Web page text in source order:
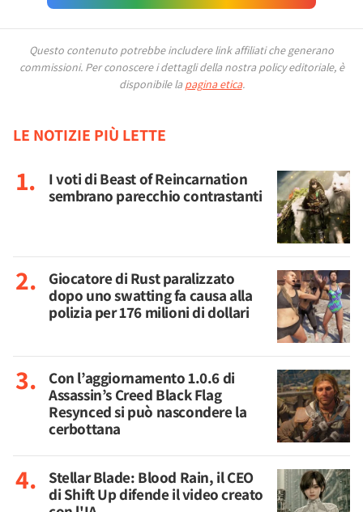
Questo contenuto potrebbe includere link affiliati che generano
commissioni. Per conoscere i dettagli della nostra policy editoriale, è
disponibile la pagina etica.
LE NOTIZIE PIÙ LETTE
I voti di Beast of Reincarnation
sembrano parecchio contrastanti
Giocatore di Rust paralizzato
dopo uno swatting fa causa alla
polizia per 176 milioni di dollari
Con l’aggiornamento 1.0.6 di
Assassin’s Creed Black Flag
Resynced si può nascondere la
cerbottana
Stellar Blade: Blood Rain, il CEO
di Shift Up difende il video creato